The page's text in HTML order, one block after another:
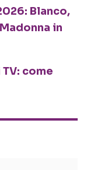
Blanco,
in
come